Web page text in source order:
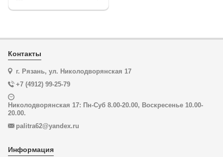
Контакты
г. Рязань, ул. Николодворянская 17
+7 (4912) 99-25-79
Николодворянская 17: Пн-Суб 8.00-20.00, Воскресенье 10.00-
20.00.
palitra62@yandex.ru
Информация